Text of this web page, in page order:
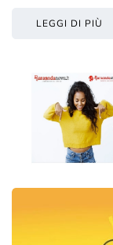
LEGGI DI PIÙ